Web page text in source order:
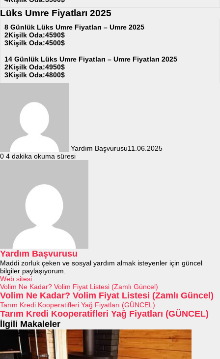
Lüks Umre Fiyatları 2025
8 Günlük Lüks Umre Fiyatları – Umre 2025
2Kişilk Oda:4590$
3Kişilk Oda:4500$
14 Günlük Lüks Umre Fiyatları – Umre Fiyatları 2025
2Kişilk Oda:4950$
3Kişilk Oda:4800$
Yardım Başvurusu11.06.2025
0 4 dakika okuma süresi
Yardım Başvurusu
Maddi zorluk çeken ve sosyal yardım almak isteyenler için güncel
bilgiler paylaşıyorum.
Web sitesi
Volim Ne Kadar? Volim Fiyat Listesi (Zamlı Güncel)
Volim Ne Kadar? Volim Fiyat Listesi (Zamlı Güncel)
Tarım Kredi Kooperatifleri Yağ Fiyatları (GÜNCEL)
Tarım Kredi Kooperatifleri Yağ Fiyatları (GÜNCEL)
İlgili Makaleler